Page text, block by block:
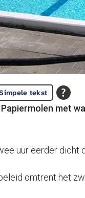
tekst
met
uur eerder dicht
omtrent het